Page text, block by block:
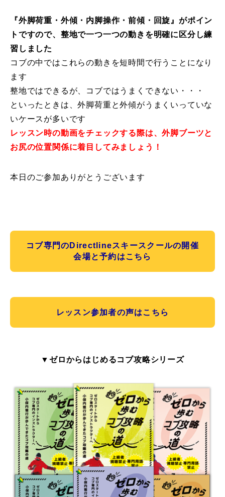
『外脚荷重・外傾・内脚操作・前傾・回旋』がポイン
トですので、整地で一つ一つの動きを明確に区分し練
習しました
コブの中ではこれらの動きを短時間で行うことになり
ます
整地ではできるが、コブではうまくできない・・・
といったときは、外脚荷重と外傾がうまくいっていな
いケースが多いです
レッスン時の動画をチェックする際は、外脚ブーツと
お尻の位置関係に着目してみましょう！
本日のご参加ありがとうございます
コブ専門のDirectlineスキースクールの開催
会場と予約はこちら
レッスン参加者の声はこちら
▼ゼロからはじめるコブ攻略シリーズ